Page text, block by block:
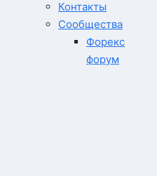
Контакты
Сообщества
Форекс
форум